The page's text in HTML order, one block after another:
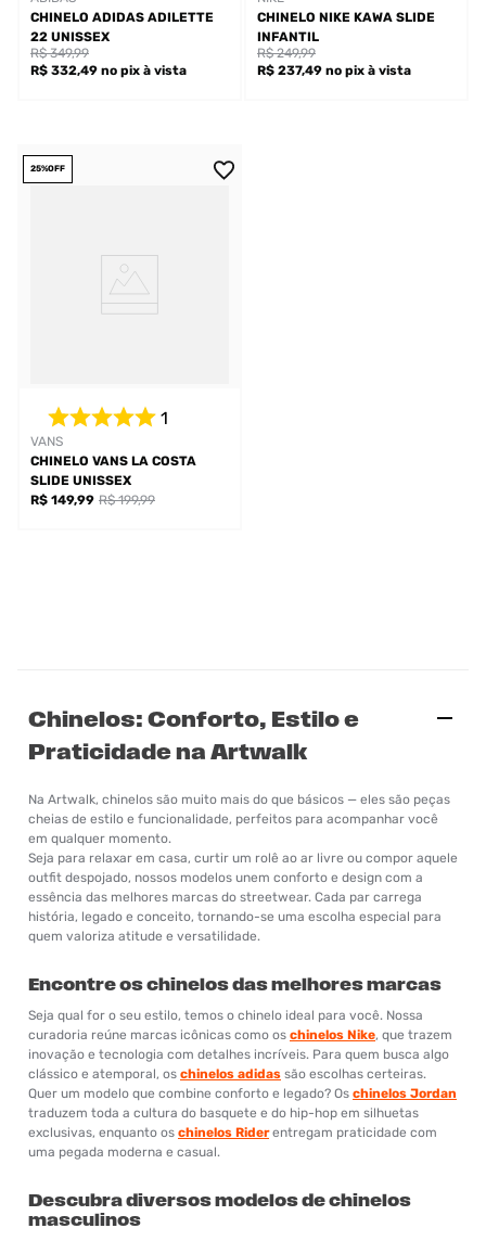
CHINELO ADIDAS ADILETTE
22 UNISSEX
R$ 332,49 no pix à vista
R$ 349,99
CHINELO NIKE KAWA SLIDE
INFANTIL
R$ 237,49 no pix à vista
R$ 249,99
25%OFF
VANS
1
CHINELO VANS LA COSTA
SLIDE UNISSEX
R$ 149,99 R$ 199,99
Chinelos: Conforto, Estilo e
Praticidade na Artwalk
Na Artwalk, chinelos são muito mais do que básicos — eles são peças
cheias de estilo e funcionalidade, perfeitos para acompanhar você
em qualquer momento.
Seja para relaxar em casa, curtir um rolê ao ar livre ou compor aquele
outfit despojado, nossos modelos unem conforto e design com a
essência das melhores marcas do streetwear. Cada par carrega
história, legado e conceito, tornando-se uma escolha especial para
quem valoriza atitude e versatilidade.
Encontre os chinelos das melhores marcas
Seja qual for o seu estilo, temos o chinelo ideal para você. Nossa
curadoria reúne marcas icônicas como os chinelos Nike, que trazem
inovação e tecnologia com detalhes incríveis. Para quem busca algo
clássico e atemporal, os chinelos adidas são escolhas certeiras.
Quer um modelo que combine conforto e legado? Os chinelos Jordan
traduzem toda a cultura do basquete e do hip-hop em silhuetas
exclusivas, enquanto os chinelos Riderentregam praticidade com
uma pegada moderna e casual.
Descubra diversos modelos de chinelos
masculinos